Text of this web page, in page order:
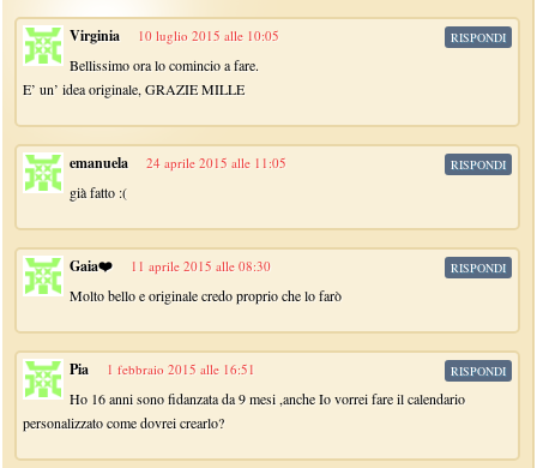
Virginia 10 luglio 2015 alle 10:05
Bellissimo ora lo comincio a fare.
E’ un’ idea originale, GRAZIE MILLE
RISPONDI
emanuela 24 aprile 2015 alle 11:05
già fatto :(
RISPONDI
Gaia❤️ 11 aprile 2015 alle 08:30
Molto bello e originale credo proprio che lo farò
RISPONDI
Pia 1 febbraio 2015 alle 16:51
Ho 16 anni sono fidanzata da 9 mesi ,anche Io vorrei fare il calendario
personalizzato come dovrei crearlo?
RISPONDI